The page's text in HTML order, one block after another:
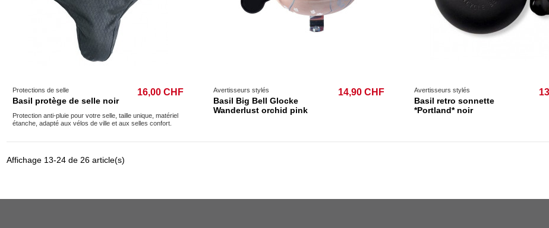
Protections de selle
Basil protège de selle noir
16,00 CHF
Protection anti-pluie pour votre selle, taille unique, matériel
étanche, adapté aux vélos de ville et aux selles confort.
Avertisseurs stylés
Basil Big Bell Glocke
Wanderlust orchid pink
14,90 CHF Avertisseurs stylés
Basil retro sonnette
*Portland* noir
Affichage 13-24 de 26 article(s)